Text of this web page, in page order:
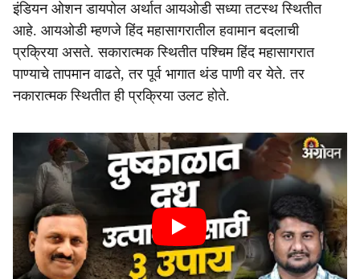
इंडियन ओशन डायपोल अर्थात आयओडी सध्या तटस्थ स्थितीत
आहे. आयओडी म्हणजे हिंद महासागरातील हवामान बदलाची
प्रक्रिया असते. सकारात्मक स्थितीत पश्चिम हिंद महासागरात
पाण्याचे तापमान वाढते, तर पूर्व भागात थंड पाणी वर येते. तर
नकारात्मक स्थितीत ही प्रक्रिया उलट होते.